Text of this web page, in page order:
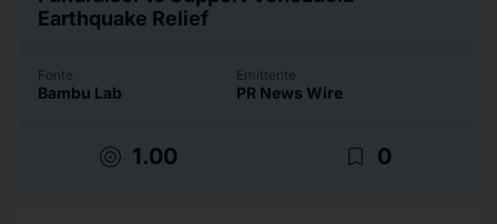
Earthquake Relief
Fonte
Bambu Lab
Emittente
PR News Wire
target 1.00 bookmark_border 0